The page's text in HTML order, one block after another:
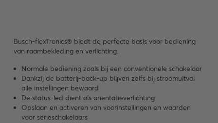
Busch-flexTronics® biedt de perfecte basis voor bediening
van raambekleding en verlichting.
Normale bediening zoals bij een conventionele schakelaar
Dankzij de batterij-back-up blijven zelfs bij stroomuitval
alle instellingen bewaard
De status-led dient als oriëntatieverlichting
Opslaan en activeren van voorinstellingen en waarden
voor serieschakelaars